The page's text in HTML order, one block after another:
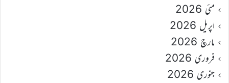
مئی 2026
اپریل 2026
مارچ 2026
فروری 2026
جنوری 2026